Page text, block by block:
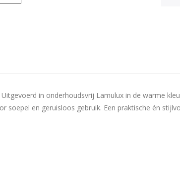
in onderhoudsvrij Lamulux in de warme
en geruisloos gebruik. Een praktische én